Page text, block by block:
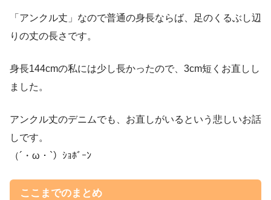
「アンクル丈」なので普通の身長ならば、足のくるぶし辺
りの丈の長さです。
身長144cmの私には少し長かったので、3cm短くお直しし
ました。
アンクル丈のデニムでも、お直しがいるという悲しいお話
しです。
（´・ω・`）ｼｮﾎﾞｰﾝ
ここまでのまとめ